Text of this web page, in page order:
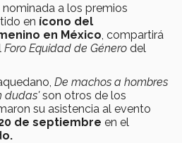
nominada a los premios
en ícono del
en México , compartirá
Foro Equidad de Género del
De machos a hombres
dudas'son otros de los
su asistencia al evento
de septiembre en el